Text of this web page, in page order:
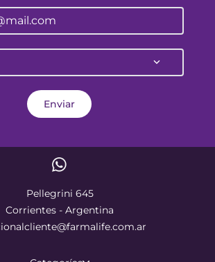
Enviar
Pellegrini 645
Corrientes - Argentina